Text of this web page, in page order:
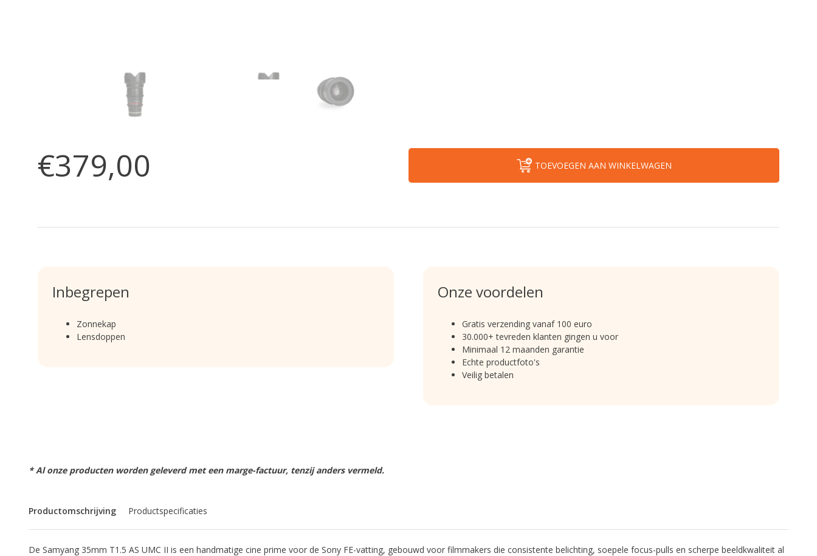
€379,00 TOEVOEGEN AAN WINKELWAGEN
Inbegrepen
Zonnekap
Lensdoppen
Onze voordelen
Gratis verzending vanaf 100 euro
30.000+ tevreden klanten gingen u voor
Minimaal 12 maanden garantie
Echte productfoto's
Veilig betalen
* Al onze producten worden geleverd met een marge-factuur, tenzij anders vermeld.
Productomschrijving Productspecificaties
De Samyang 35mm T1.5 AS UMC II is een handmatige cine prime voor de Sony FE-vatting, gebouwd voor filmmakers die consistente belichting, soepele focus-pulls en scherpe beeldkwaliteit al